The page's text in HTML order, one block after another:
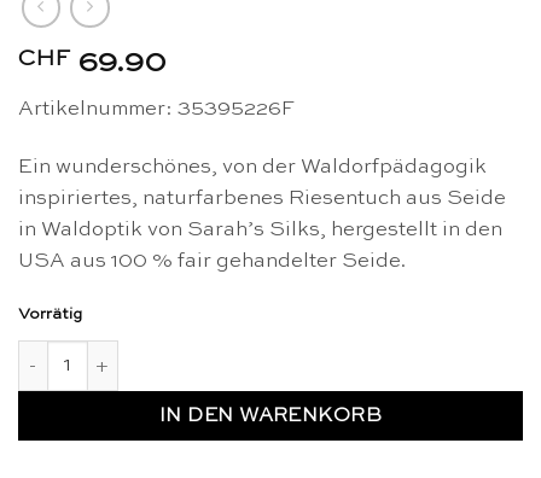
CHF 69.90
Artikelnummer: 35395226F
Ein wunderschönes, von der Waldorfpädagogik
inspiriertes, naturfarbenes Riesentuch aus Seide
in Waldoptik von Sarah’s Silks, hergestellt in den
USA aus 100 % fair gehandelter Seide.
Vorrätig
IN DEN WARENKORB